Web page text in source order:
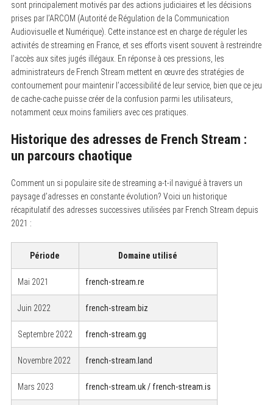
sont principalement motivés par des actions judiciaires et les décisions
prises par l’ARCOM (Autorité de Régulation de la Communication
Audiovisuelle et Numérique). Cette instance est en charge de réguler les
activités de streaming en France, et ses efforts visent souvent à restreindre
l’accès aux sites jugés illégaux. En réponse à ces pressions, les
administrateurs de French Stream mettent en œuvre des stratégies de
contournement pour maintenir l’accessibilité de leur service, bien que ce jeu
de cache-cache puisse créer de la confusion parmi les utilisateurs,
notamment ceux moins familiers avec ces pratiques.
Historique des adresses de French Stream :
un parcours chaotique
Comment un si populaire site de streaming a-t-il navigué à travers un
paysage d’adresses en constante évolution? Voici un historique
récapitulatif des adresses successives utilisées par French Stream depuis
2021 :
Période Domaine utilisé
Mai 2021 french-stream.re
Juin 2022 french-stream.biz
Septembre 2022 french-stream.gg
Novembre 2022 french-stream.land
Mars 2023 french-stream.uk / french-stream.is